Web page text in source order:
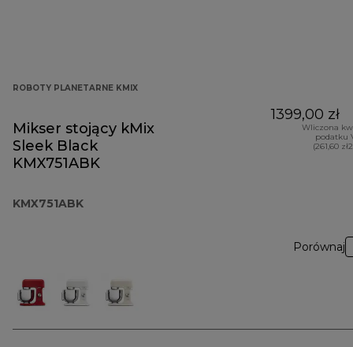
ROBOTY PLANETARNE KMIX
Mikser stojący kMix
Sleek Black
KMX751ABK
KMX751ABK
1399,00 zł
Wliczona
podatku
(261,60
Porównaj